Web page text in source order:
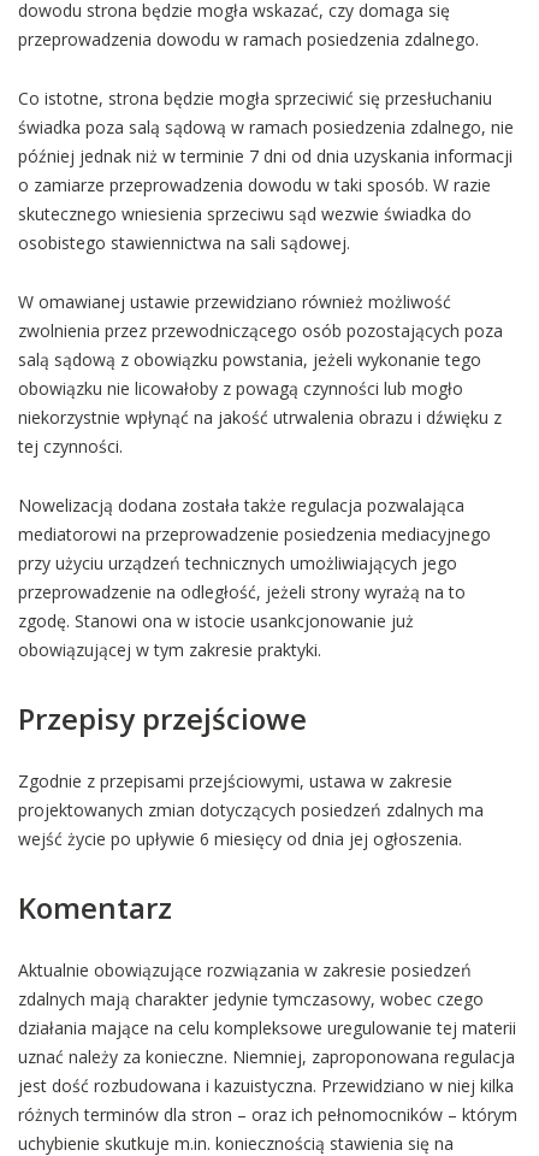
dowodu strona będzie mogła wskazać, czy domaga się
przeprowadzenia dowodu w ramach posiedzenia zdalnego.
Co istotne, strona będzie mogła sprzeciwić się przesłuchaniu
świadka poza salą sądową w ramach posiedzenia zdalnego, nie
później jednak niż w terminie 7 dni od dnia uzyskania informacji
o zamiarze przeprowadzenia dowodu w taki sposób. W razie
skutecznego wniesienia sprzeciwu sąd wezwie świadka do
osobistego stawiennictwa na sali sądowej.
W omawianej ustawie przewidziano również możliwość
zwolnienia przez przewodniczącego osób pozostających poza
salą sądową z obowiązku powstania, jeżeli wykonanie tego
obowiązku nie licowałoby z powagą czynności lub mogło
niekorzystnie wpłynąć na jakość utrwalenia obrazu i dźwięku z
tej czynności.
Nowelizacją dodana została także regulacja pozwalająca
mediatorowi na przeprowadzenie posiedzenia mediacyjnego
przy użyciu urządzeń technicznych umożliwiających jego
przeprowadzenie na odległość, jeżeli strony wyrażą na to
zgodę. Stanowi ona w istocie usankcjonowanie już
obowiązującej w tym zakresie praktyki.
Przepisy przejściowe
Zgodnie z przepisami przejściowymi, ustawa w zakresie
projektowanych zmian dotyczących posiedzeń zdalnych ma
wejść życie po upływie 6 miesięcy od dnia jej ogłoszenia.
Komentarz
Aktualnie obowiązujące rozwiązania w zakresie posiedzeń
zdalnych mają charakter jedynie tymczasowy, wobec czego
działania mające na celu kompleksowe uregulowanie tej materii
uznać należy za konieczne. Niemniej, zaproponowana regulacja
jest dość rozbudowana i kazuistyczna. Przewidziano w niej kilka
różnych terminów dla stron – oraz ich pełnomocników – którym
uchybienie skutkuje m.in. koniecznością stawienia się na